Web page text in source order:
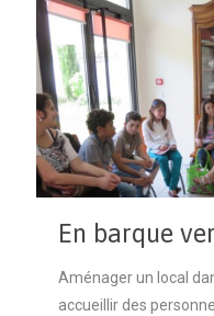
avignon-mpm/
En barque
Aménager un local
accueillir des